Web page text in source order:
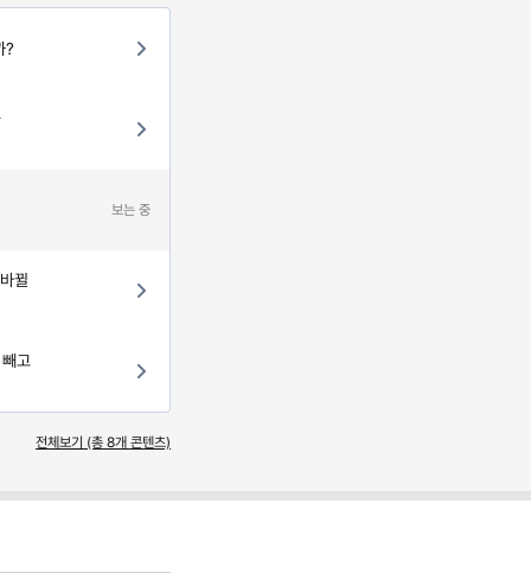
?
보는 중
뀔
고
전체보기 (총 8개 콘텐츠)